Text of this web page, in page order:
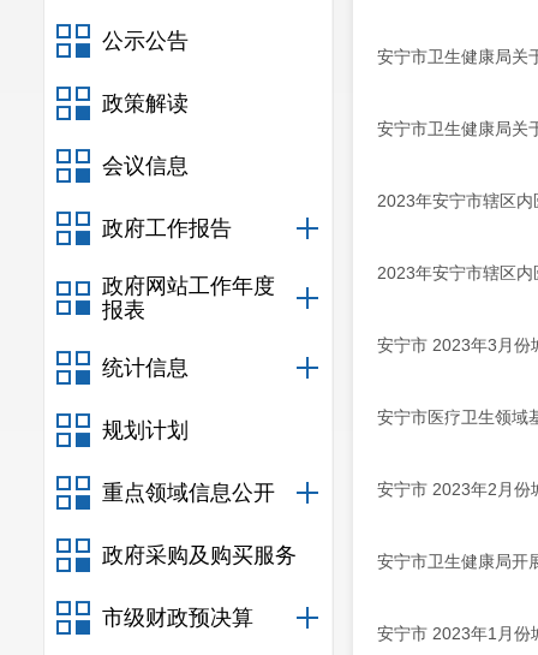
公示公告
政策解读
会议信息
政府工作报告
政府网站工作年度
报表
统计信息
规划计划
重点领域信息公开
政府采购及购买服务
市级财政预决算
安宁市卫生健康局关
安宁市卫生健康局关
2023年安宁市辖区
2023年安宁市辖区
安宁市 2023年3月份
安宁市医疗卫生领域
安宁市 2023年2月份
安宁市卫生健康局开
安宁市 2023年1月份